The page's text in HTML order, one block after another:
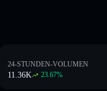
24-STUNDEN-VOLUMEN
11.36K 23.67%